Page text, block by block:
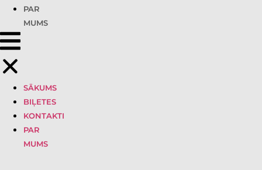
PAR
MUMS
SĀKUMS
BIĻETES
KONTAKTI
PAR
MUMS